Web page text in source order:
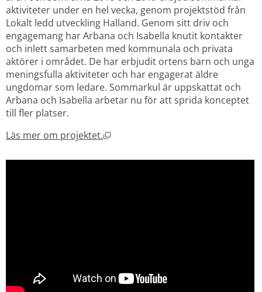
aktiviteter under en hel vecka, genom projektstöd från
Lokalt ledd utveckling Halland. Genom sitt driv och
engagemang har Arbana och Isabella knutit kontakter
och inlett samarbeten med kommunala och privata
aktörer i området. De har erbjudit ortens barn och unga
meningsfulla aktiviteter och har engagerat äldre
ungdomar som ledare. Sommarkul är uppskattat och
Arbana och Isabella arbetar nu för att sprida konceptet
till fler platser.
Läs mer om projektet.